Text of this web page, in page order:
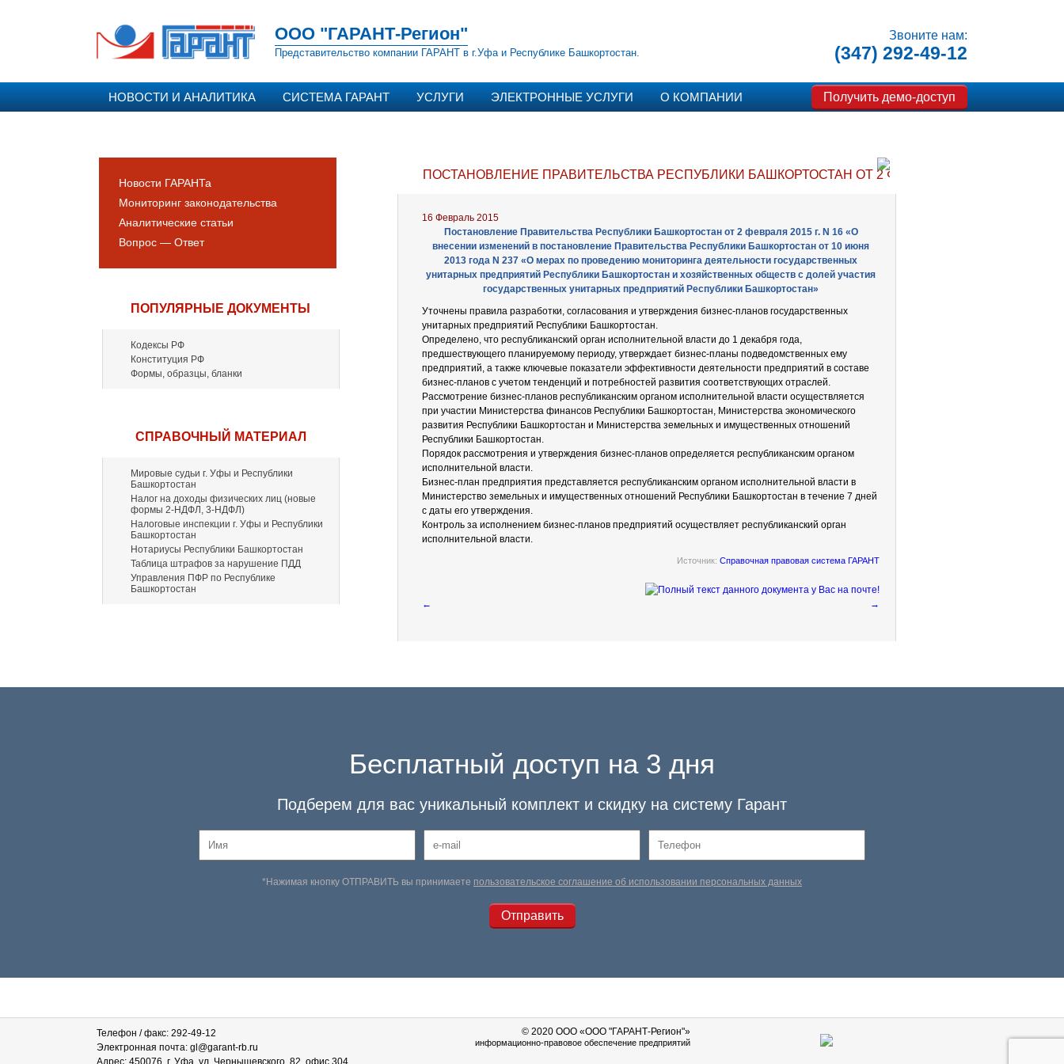
ООО "ГАРАНТ-Регион"
Представительство компании ГАРАНТ в г.Уфа и Республике Башкортостан.
Звоните нам:
(347) 292-49-12
НОВОСТИ И АНАЛИТИКА СИСТЕМА ГАРАНТ УСЛУГИ ЭЛЕКТРОННЫЕ УСЛУГИ О КОМПАНИИ Получить демо-доступ
Новости ГАРАНТа
Мониторинг законодательства
Аналитические статьи
Вопрос — Ответ
ПОПУЛЯРНЫЕ ДОКУМЕНТЫ
Кодексы РФ
Конституция РФ
Формы, образцы, бланки
СПРАВОЧНЫЙ МАТЕРИАЛ
Мировые судьи г. Уфы и Республики
Башкортостан
Налог на доходы физических лиц (новые
формы 2-НДФЛ, 3-НДФЛ)
Налоговые инспекции г. Уфы и Республики
Башкортостан
Нотариусы Республики Башкортостан
Таблица штрафов за нарушение ПДД
Управления ПФР по Республике
Башкортостан
ПОСТАНОВЛЕНИЕ ПРАВИТЕЛЬСТВА РЕСПУБЛИКИ БАШКОРТОСТАН ОТ 2 ФЕВРАЛЯ 2015 Г. N 16
16 Февраль 2015
Постановление Правительства Республики Башкортостан от 2 февраля 2015 г. N 16 «О
внесении изменений в постановление Правительства Республики Башкортостан от 10 июня
2013 года N 237 «О мерах по проведению мониторинга деятельности государственных
унитарных предприятий Республики Башкортостан и хозяйственных обществ с долей участия
государственных унитарных предприятий Республики Башкортостан»
Уточнены правила разработки, согласования и утверждения бизнес-планов государственных
унитарных предприятий Республики Башкортостан.
Определено, что республиканский орган исполнительной власти до 1 декабря года,
предшествующего планируемому периоду, утверждает бизнес-планы подведомственных ему
предприятий, а также ключевые показатели эффективности деятельности предприятий в составе
бизнес-планов с учетом тенденций и потребностей развития соответствующих отраслей.
Рассмотрение бизнес-планов республиканским органом исполнительной власти осуществляется
при участии Министерства финансов Республики Башкортостан, Министерства экономического
развития Республики Башкортостан и Министерства земельных и имущественных отношений
Республики Башкортостан.
Порядок рассмотрения и утверждения бизнес-планов определяется республиканским органом
исполнительной власти.
Бизнес-план предприятия представляется республиканским органом исполнительной власти в
Министерство земельных и имущественных отношений Республики Башкортостан в течение 7 дней
с даты его утверждения.
Контроль за исполнением бизнес-планов предприятий осуществляет республиканский орган
исполнительной власти.
Источник: Справочная правовая система ГАРАНТ
← →
Бесплатный доступ на 3 дня
Подберем для вас уникальный комплект и скидку на систему Гарант
*Нажимая кнопку ОТПРАВИТЬ вы принимаете пользовательское соглашение об использовании персональных данных
Телефон / факс: 292-49-12
Электронная почта: gl@garant-rb.ru
Адрес: 450076, г. Уфа, ул. Чернышевского, 82, офис 304
© 2020 OOO «ООО "ГАРАНТ-Регион"»
информационно-правовое обеспечение предприятий